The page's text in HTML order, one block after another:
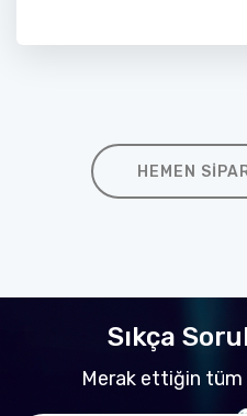
HEMEN
Sıkça
Merak ettiğin tüm